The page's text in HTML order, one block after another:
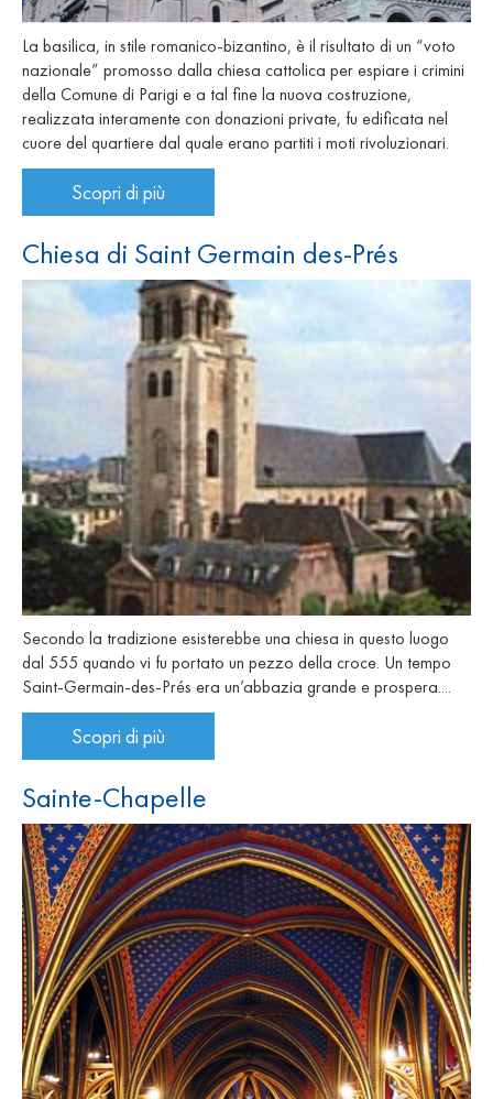
La basilica, in stile romanico-bizantino, è il risultato di un “voto
nazionale” promosso dalla chiesa cattolica per espiare i crimini
della Comune di Parigi e a tal fine la nuova costruzione,
realizzata interamente con donazioni private, fu edificata nel
cuore del quartiere dal quale erano partiti i moti rivoluzionari.
Scopri di più
Chiesa di Saint Germain des-Prés
Secondo la tradizione esisterebbe una chiesa in questo luogo
dal 555 quando vi fu portato un pezzo della croce. Un tempo
Saint-Germain-des-Prés era un’abbazia grande e prospera....
Scopri di più
Sainte-Chapelle